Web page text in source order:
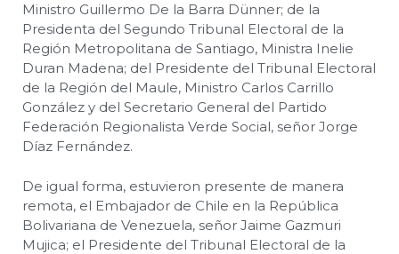
Ministro Guillermo De la Barra Dünner; de la
Presidenta del Segundo Tribunal Electoral de la
Región Metropolitana de Santiago, Ministra Inelie
Duran Madena; del Presidente del Tribunal Electoral
de la Región del Maule, Ministro Carlos Carrillo
González y del Secretario General del Partido
Federación Regionalista Verde Social, señor Jorge
Díaz Fernández.
De igual forma, estuvieron presente de manera
remota, el Embajador de Chile en la República
Bolivariana de Venezuela, señor Jaime Gazmuri
Mujica; el Presidente del Tribunal Electoral de la